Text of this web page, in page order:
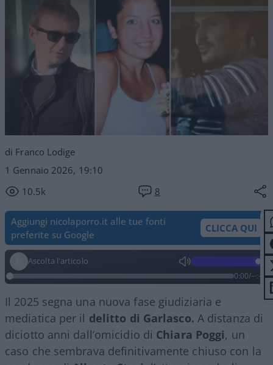
di Franco Lodige
1 Gennaio 2026, 19:10
10.5k
8
Aggiungi nicolaporro.it alle tue fonti
preferite su Google
CLICCA QUI
Ascolta l'articolo
0:00/--:--
Il 2025 segna una nuova fase giudiziaria e
mediatica per il delitto di Garlasco. A distanza di
diciotto anni dall’omicidio di Chiara Poggi, un
caso che sembrava definitivamente chiuso con la